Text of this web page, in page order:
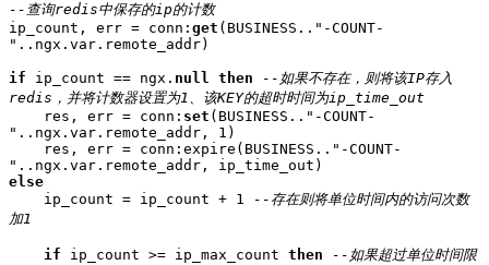
--查询redis中保存的ip的计数
ip_count, err = conn: get (BUSINESS.."-COUNT-
"..ngx.var.remote_addr)
if ip_count == ngx. null then
--如果不存在，则将该IP存入
redis，并将计数器设置为1、该KEY的超时时间为ip_time_out
    res, err = conn:
set (BUSINESS.."-COUNT-
"..ngx.var.remote_addr, 1)
else
    ip_count = ip_count + 1
--存在则将单位时间内的访问次数
加1
if ip_count >= ip_max_count then
--如果超过单位时间限